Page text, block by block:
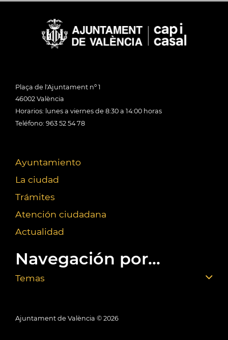
Plaça de l'Ajuntament nº 1
46002 València
Horarios: lunes a viernes de 8:30 a 14:00 horas
Teléfono: 963 52 54 78
Ayuntamiento
La ciudad
Trámites
Atención ciudadana
Actualidad
Navegación por...
Temas
Ajuntament de València © 2026